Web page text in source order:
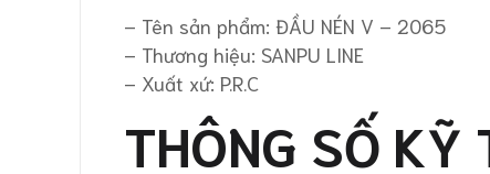
– Tên sản phẩm: ĐẦU NÉN V – 2065
– Thương hiệu: SANPU LINE
– Xuất xứ: P.R.C
THÔNG SỐ KỸ